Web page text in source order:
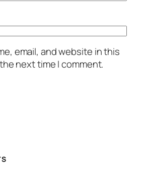
email, and website in this
next time I comment.